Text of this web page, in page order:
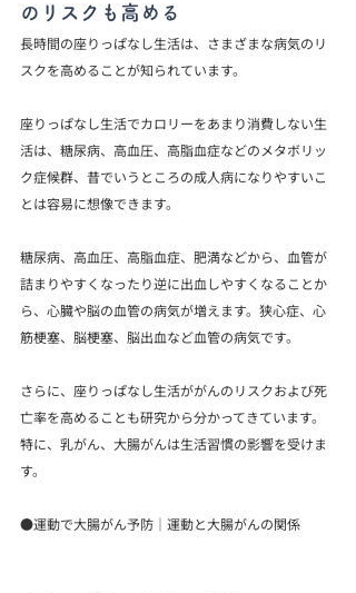
のリスクも高める
長時間の座りっぱなし生活は、さまざまな病気のリ
スクを高めることが知られています。
座りっぱなし生活でカロリーをあまり消費しない生
活は、糖尿病、高血圧、高脂血症などのメタボリッ
ク症候群、昔でいうところの成人病になりやすいこ
とは容易に想像できます。
糖尿病、高血圧、高脂血症、肥満などから、血管が
詰まりやすくなったり逆に出血しやすくなることか
ら、心臓や脳の血管の病気が増えます。狭心症、心
筋梗塞、脳梗塞、脳出血など血管の病気です。
さらに、座りっぱなし生活ががんのリスクおよび死
亡率を高めることも研究から分かってきています。
特に、乳がん、大腸がんは生活習慣の影響を受けま
す。
●運動で大腸がん予防｜運動と大腸がんの関係